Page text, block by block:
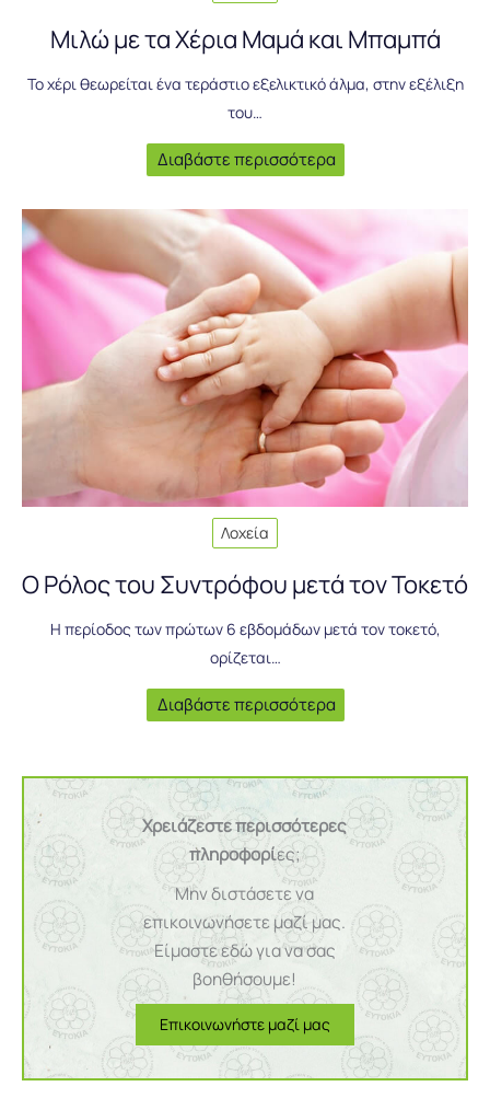
Μιλώ με τα Χέρια Μαμά και Μπαμπά
Το χέρι θεωρείται ένα τεράστιο εξελικτικό άλμα, στην εξέλιξη
του…
Διαβάστε περισσότερα
Λοχεία
Ο Ρόλος του Συντρόφου μετά τον Τοκετό
Η περίοδος των πρώτων 6 εβδομάδων μετά τον τοκετό,
ορίζεται…
Διαβάστε περισσότερα
Χρειάζεστε περισσότερες
πληροφορίες;
Μην διστάσετε να
επικοινωνήσετε μαζί μας.
Είμαστε εδώ για να σας
βοηθήσουμε!
Επικοινωνήστε μαζί μας